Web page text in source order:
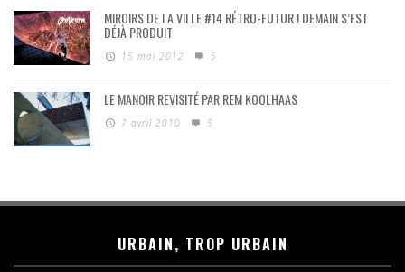
MIROIRS DE LA VILLE #14 RÉTRO-FUTUR ! DEMAIN S’EST
DÉJÀ PRODUIT
15 mai 2012 5
LE MANOIR REVISITÉ PAR REM KOOLHAAS
7 avril 2010 5
URBAIN, TROP URBAIN